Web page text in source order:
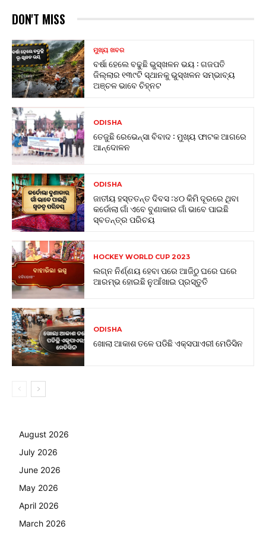
DON'T MISS
ମୁଖ୍ୟ ଖବର
ବର୍ଷା ହେଲେ ବଢୁଛି ଭୁସ୍ଖଳନ ଭୟ : ଗଜପତି
ଜିଲ୍ଲାର ୧୩୯ଟି ସ୍ଥାନକୁ ଭୁସ୍ଖଳନ ସମ୍ଭାବ୍ୟ
ଅଞ୍ଚଳ ଭାବେ ଚିହ୍ନଟ
ODISHA
ତେଜୁଛି ରେଭେନ୍ସା ବିବାଦ : ମୁଖ୍ୟ ଫାଟକ ଆଗରେ
ଆନ୍ଦୋଳନ
ODISHA
ଜାତୀୟ ହସ୍ତତନ୍ତ ଦିବସ :୪୦ କିମି ଦୂରରେ ଥିବା
କର୍ଡୋଲା ଗାଁ ଏବେ ବୁଣାକାର ଗାଁ ଭାବେ ପାଇଛି
ସ୍ବତନ୍ତ୍ର ପରିଚୟ
HOCKEY WORLD CUP 2023
ଲଗ୍ନ ନିର୍ଣ୍ଣୟ ହେବା ପରେ ଆଜିଠୁ ଘରେ ଘରେ
ଆରମ୍ଭ ହୋଇଛି ନୁଆଁଖାଇ ପ୍ରସ୍ତୁତି
ODISHA
ଖୋଲା ଆକାଶ ତଳେ ପଡିଛି ଏକ୍ସପାଏରୀ ମେଡିସିନ
August 2026
July 2026
June 2026
May 2026
April 2026
March 2026